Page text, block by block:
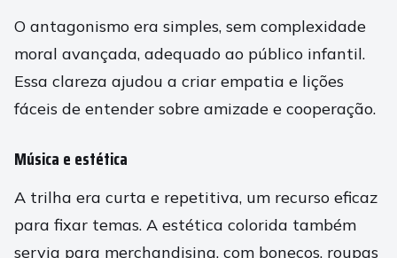
O antagonismo era simples, sem complexidade
moral avançada, adequado ao público infantil.
Essa clareza ajudou a criar empatia e lições
fáceis de entender sobre amizade e cooperação.
Música e estética
A trilha era curta e repetitiva, um recurso eficaz
para fixar temas. A estética colorida também
servia para merchandising, com bonecos, roupas